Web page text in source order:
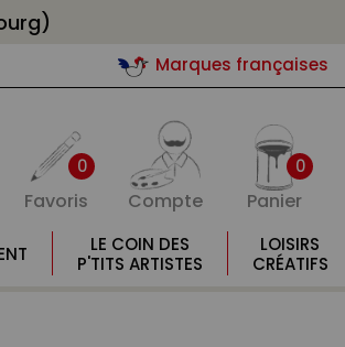
Marques françaises
0
Favoris Compte
0
Panier
LE COIN DES
P'TITS ARTISTES
LOISIRS
CRÉATIFS